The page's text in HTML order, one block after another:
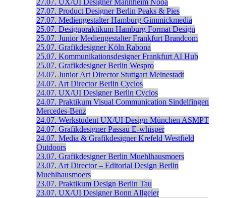
27.07. Product Designer Berlin Peaks & Pies
27.07. Mediengestalter Hamburg Gimmickmedia
25.07. Designpraktikum Hamburg Format Design
25.07. Junior Mediengestalter Frankfurt Brandcom
25.07. Grafikdesigner Köln Rabona
25.07. Kommunikationsdesigner Frankfurt AI Hub
25.07. Grafikdesigner Berlin Wespro
24.07. Junior Art Director Stuttgart Meinestadt
24.07. Art Director Berlin Cyclos
24.07. UX/UI Designer Berlin Cyclos
24.07. Praktikum Visual Communication Sindelfingen
Mercedes-Benz
24.07. Werkstudent UX/UI Design München ASMPT
24.07. Grafikdesigner Passau E-whisper
24.07. Media & Grafikdesigner Krefeld Westfield
Outdoors
23.07. Grafikdesigner Berlin Muehlhausmoers
23.07. Art Director – Editorial Design Berlin
Muehlhausmoers
23.07. Praktikum Design Berlin Tau
23.07. UX/UI Designer Bonn Allgeier